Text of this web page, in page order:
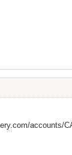
accounts/